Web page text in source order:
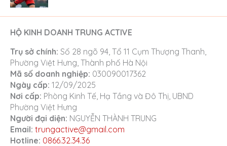
HỘ KINH DOANH TRUNG ACTIVE
Trụ sở chính: Số 28 ngõ 94, Tổ 11 Cụm Thượng Thanh,
Phường Việt Hưng, Thành phố Hà Nội
Mã số doanh nghiệp: 030090017362
Ngày cấp: 12/09/2025
Nơi cấp: Phòng Kinh Tế, Hạ Tầng và Đô Thị, UBND
Phường Việt Hưng
Người đại diện: NGUYỄN THÀNH TRUNG
Email: trungactive@gmail.com
Hotline: 0866.32.34.36